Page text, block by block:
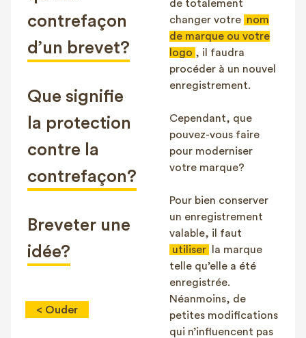
contrefaçon
d’un brevet?
Que signifie
la protection
contre la
contrefaçon?
Breveter une
idée?
< Ouder
de totalement
changer votre nom
de marque ou votre
logo , il faudra
procéder à un nouvel
enregistrement.
Cependant, que
pouvez-vous faire
pour moderniser
votre marque?
Pour bien conserver
un enregistrement
valable, il faut
utiliser
la marque
telle qu’elle a été
enregistrée.
Néanmoins, de
petites modifications
qui n’influencent pas